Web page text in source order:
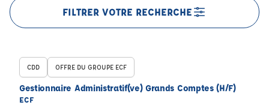
FILTRER VOTRE RECHERCHE
CDD OFFRE DU GROUPE ECF
Gestionnaire Administratif(ve) Grands Comptes (H/F)
ECF